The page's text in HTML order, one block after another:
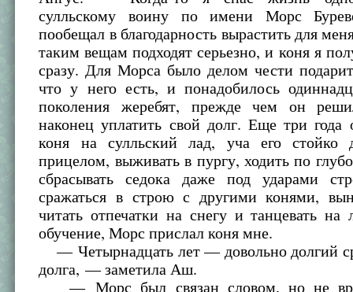
сулльскому воину по имени Морс
пообещал в благодарность вырастить для
таким вещам подходят серьезно, и коня я
сразу. Для Морса было делом чести
что у него есть, и понадобилось
поколения жеребят, прежде чем он
наконец уплатить свой долг. Еще три года
коня на сулльский лад, уча его стойко
прицелом, выживать в пургу, ходить по
сбрасывать седока даже под ударами
сражаться в строю с другими конями,
читать отпечатки на снегу и танцевать на
обучение, Морс прислал коня мне.
— Четырнадцать лет — довольно долгий
долга, — заметила Аш.
— Морс был связан словом, но не